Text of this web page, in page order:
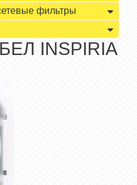
фильтры
INSPIRIA